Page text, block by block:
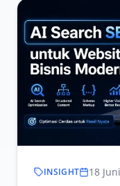
INSIGHT 18